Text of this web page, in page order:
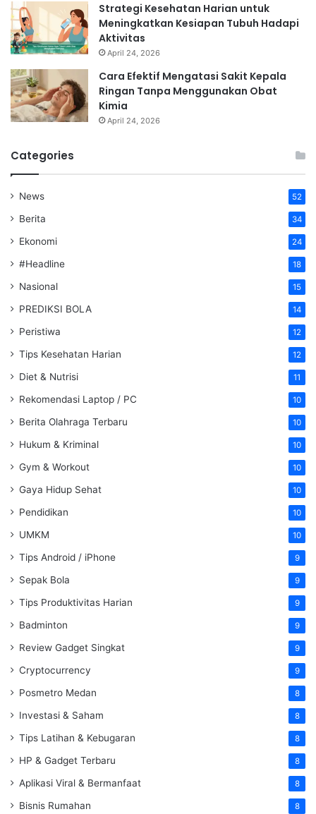
Strategi Kesehatan Harian untuk
Meningkatkan Kesiapan Tubuh Hadapi
Aktivitas
April 24, 2026
Cara Efektif Mengatasi Sakit Kepala
Ringan Tanpa Menggunakan Obat
Kimia
April 24, 2026
Categories
News 52
Berita 34
Ekonomi 24
#Headline 18
Nasional 15
PREDIKSI BOLA 14
Peristiwa 12
Tips Kesehatan Harian 12
Diet & Nutrisi 11
Rekomendasi Laptop / PC 10
Berita Olahraga Terbaru 10
Hukum & Kriminal 10
Gym & Workout 10
Gaya Hidup Sehat 10
Pendidikan 10
UMKM 10
Tips Android / iPhone 9
Sepak Bola 9
Tips Produktivitas Harian 9
Badminton 9
Review Gadget Singkat 9
Cryptocurrency 9
Posmetro Medan 8
Investasi & Saham 8
Tips Latihan & Kebugaran 8
HP & Gadget Terbaru 8
Aplikasi Viral & Bermanfaat 8
Bisnis Rumahan 8